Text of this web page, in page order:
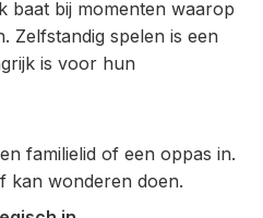
baat bij momenten waarop
Zelfstandig spelen is een
is voor hun
familielid of een oppas in.
kan wonderen doen.